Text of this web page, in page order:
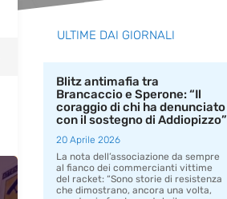
ULTIME DAI GIORNALI
Blitz antimafia tra
Brancaccio e Sperone: “Il
coraggio di chi ha denunciato
con il sostegno di Addiopizzo”
20 Aprile 2026
La nota dell’associazione da sempre
al fianco dei commercianti vittime
del racket: “Sono storie di resistenza
che dimostrano, ancora una volta,